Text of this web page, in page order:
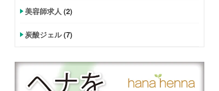
美容師求人 (2)
炭酸ジェル(7)